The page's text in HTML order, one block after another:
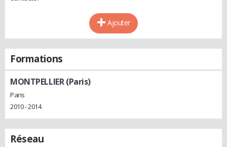
Ajouter
Formations
MONTPELLIER (Paris)
Paris
2010 - 2014
Réseau